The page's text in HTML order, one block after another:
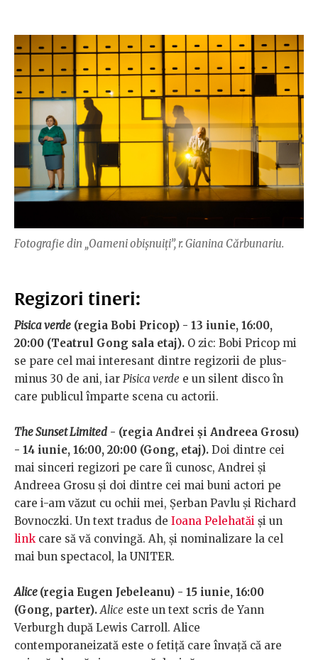
Fotografie din „Oameni obișnuiți”, r. Gianina Cărbunariu.
Regizori tineri:
Pisica verde (regia Bobi Pricop) - 13 iunie, 16:00,
20:00 (Teatrul Gong sala etaj). O zic: Bobi Pricop mi
se pare cel mai interesant dintre regizorii de plus-
minus 30 de ani, iar Pisica verde e un silent disco în
care publicul împarte scena cu actorii.
The Sunset Limited - (regia Andrei și Andreea Grosu)
- 14 iunie, 16:00, 20:00 (Gong, etaj). Doi dintre cei
mai sinceri regizori pe care îi cunosc, Andrei și
Andreea Grosu și doi dintre cei mai buni actori pe
care i-am văzut cu ochii mei, Șerban Pavlu și Richard
Bovnoczki. Un text tradus de Ioana Pelehatăi și un
link care să vă convingă. Ah, și nominalizare la cel
mai bun spectacol, la UNITER.
Alice (regia Eugen Jebeleanu) - 15 iunie, 16:00
(Gong, parter). Alice este un text scris de Yann
Verburgh după Lewis Carroll. Alice
contemporaneizată este o fetiță care învață că are